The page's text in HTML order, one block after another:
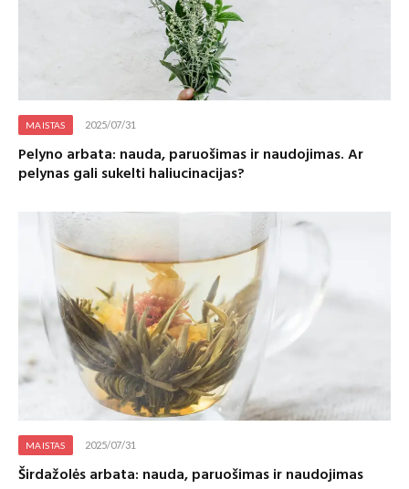
MAISTAS 2025/07/31
Pelyno arbata: nauda, paruošimas ir naudojimas. Ar
pelynas gali sukelti haliucinacijas?
MAISTAS 2025/07/31
Širdažolės arbata: nauda, paruošimas ir naudojimas